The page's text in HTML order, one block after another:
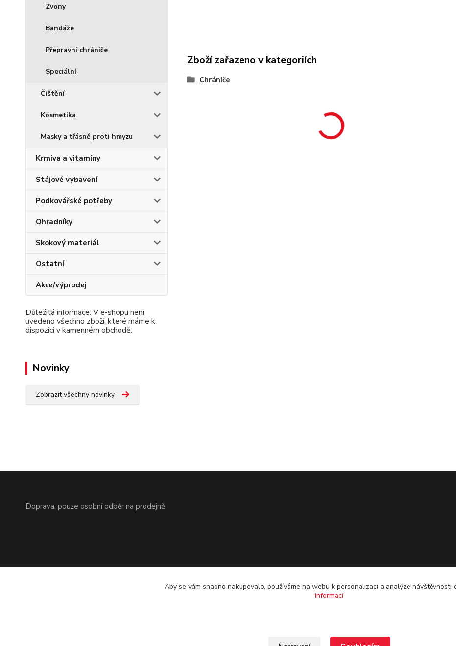
Zvony
Bandáže
Přepravní chrániče
Speciální
Čištění
Kosmetika
Masky a třásně proti hmyzu
Krmiva a vitamíny
Stájové vybavení
Podkovářské potřeby
Ohradníky
Skokový materiál
Ostatní
Akce/výprodej
Důležitá informace: V e-shopu není
uvedeno všechno zboží, které máme k
dispozici v kamenném obchodě.
Novinky
Zobrazit všechny novinky
Zboží zařazeno v kategoriích
Chrániče
Doprava: pouze osobní odběr na prodejně
Aby se vám snadno nakupovalo, používáme na webu k personalizaci a analýze návštěvnosti
informací